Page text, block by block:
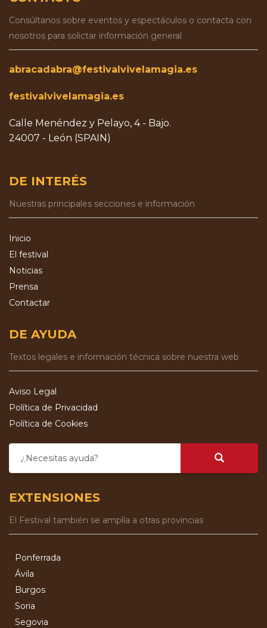
Consúltanos sobre eventos y espectáculos o contacta con
nosotros para solictar información general
abracadabra@festivalvivelamagia.es
festivalvivelamagia.es
Calle Menéndez y Pelayo, 4 - Bajo.
24007 - León (SPAIN)
DE INTERÉS
Nuestras principales secciones e información
Inicio
El festival
Noticias
Prensa
Contactar
DE AYUDA
Textos legales e información técnica sobre nuestra web
Aviso Legal
Política de Privacidad
Política de Cookies
¿Necesitas ayuda?
EXTENSIONES
El Festival también se amplía a otras provincias
Ponferrada
Ávila
Burgos
Soria
Segovia